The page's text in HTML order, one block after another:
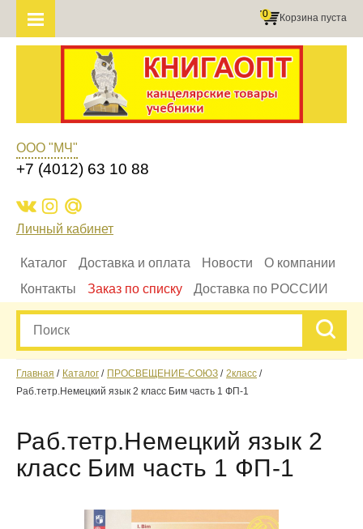
Корзина пуста
0
ООО "МЧ"
+7 (4012) 63 10 88
Личный кабинет
Каталог Доставка и оплата Новости
О компании
Контакты
Заказ по списку Доставка по РОССИИ
Главная Каталог ПРОСВЕЩЕНИЕ-СОЮЗ
2класс
Раб.тетр.Немецкий язык 2 класс Бим часть 1 ФП-1
Раб.тетр.Немецкий язык 2
класс Бим часть 1 ФП-1